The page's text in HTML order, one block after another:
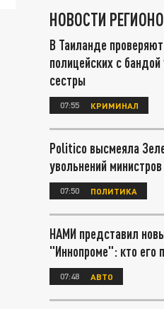
НОВОСТИ
В Таиланде
полицейских с
сестры
07:55 КРИМИНАЛ
Politico высмеяла
увольнений министров
07:50 ПОЛИТИКА
НАМИ представил
"Иннопроме": кто его
07:48 АВТО